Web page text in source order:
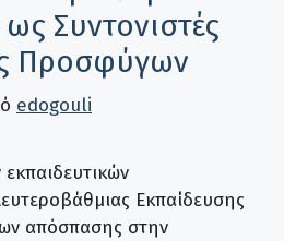
Συντονιστές
Προσφύγων
edogouli
Εκπαίδευσης
απόσπασης στην